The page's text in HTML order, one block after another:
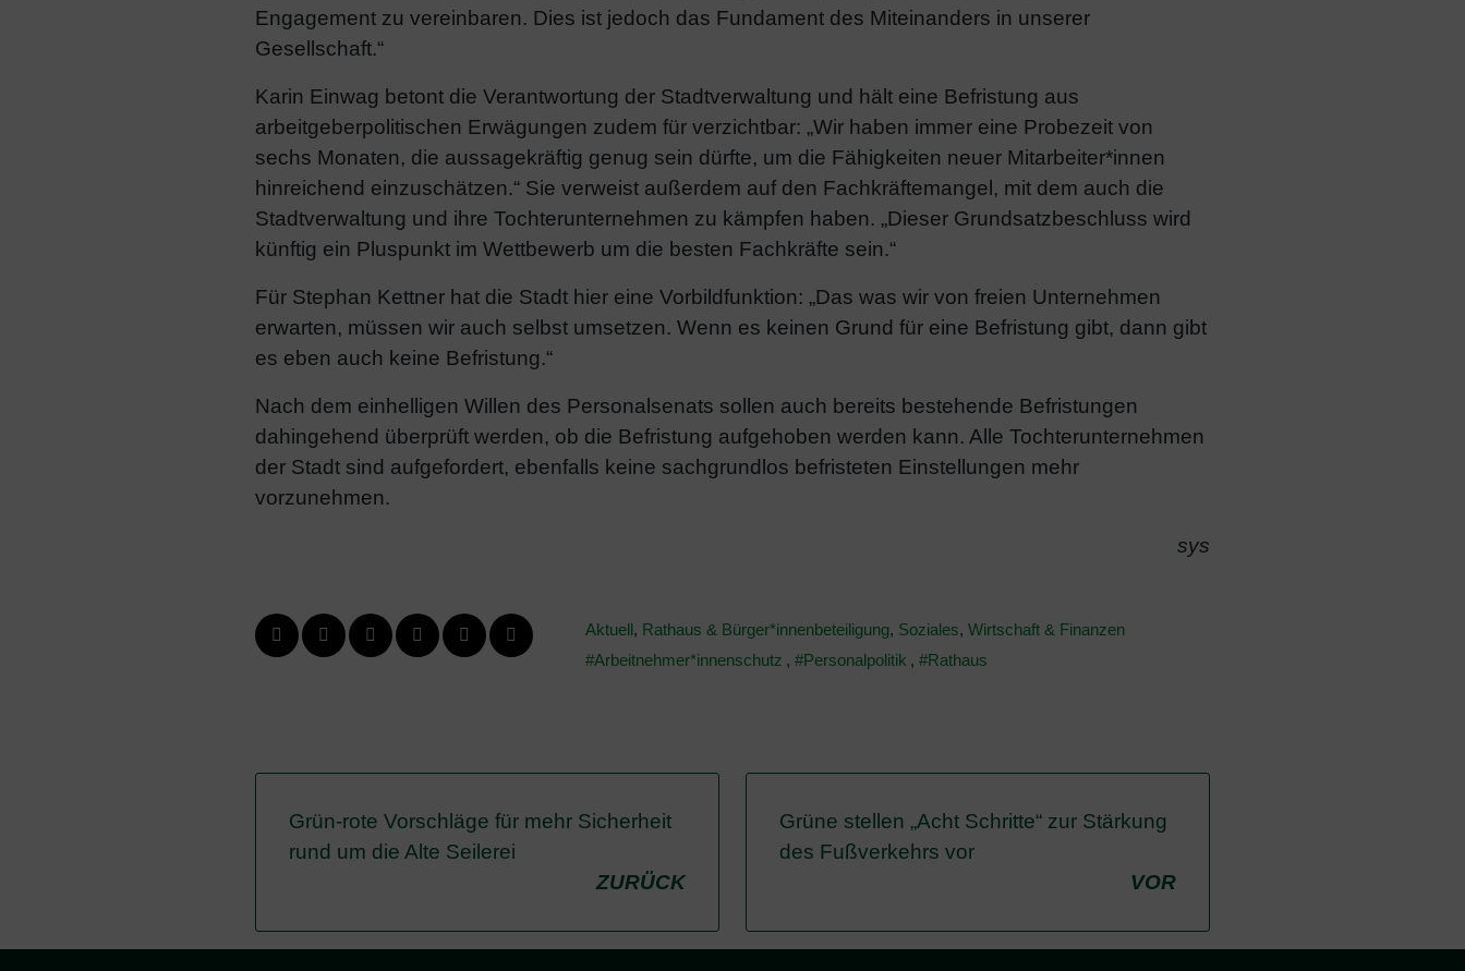
Engagement zu vereinbaren. Dies ist jedoch das Fundament des Miteinanders in unserer
Gesellschaft.“
Karin Einwag betont die Verantwortung der Stadtverwaltung und hält eine Befristung aus
arbeitgeberpolitischen Erwägungen zudem für verzichtbar: „Wir haben immer eine Probezeit von
sechs Monaten, die aussagekräftig genug sein dürfte, um die Fähigkeiten neuer Mitarbeiter*innen
hinreichend einzuschätzen.“ Sie verweist außerdem auf den Fachkräftemangel, mit dem auch die
Stadtverwaltung und ihre Tochterunternehmen zu kämpfen haben. „Dieser Grundsatzbeschluss wird
künftig ein Pluspunkt im Wettbewerb um die besten Fachkräfte sein.“
Für Stephan Kettner hat die Stadt hier eine Vorbildfunktion: „Das was wir von freien Unternehmen
erwarten, müssen wir auch selbst umsetzen. Wenn es keinen Grund für eine Befristung gibt, dann gibt
es eben auch keine Befristung.“
Nach dem einhelligen Willen des Personalsenats sollen auch bereits bestehende Befristungen
dahingehend überprüft werden, ob die Befristung aufgehoben werden kann. Alle Tochterunternehmen
der Stadt sind aufgefordert, ebenfalls keine sachgrundlos befristeten Einstellungen mehr
vorzunehmen.
sys
Aktuell, Rathaus & Bürger*innenbeteiligung, Soziales, Wirtschaft & Finanzen
Arbeitnehmer*innenschutz , Personalpolitik , Rathaus
Grün-rote Vorschläge für mehr Sicherheit
rund um die Alte Seilerei
ZURÜCK
Grüne stellen „Acht Schritte“ zur Stärkung
des Fußverkehrs vor
VOR